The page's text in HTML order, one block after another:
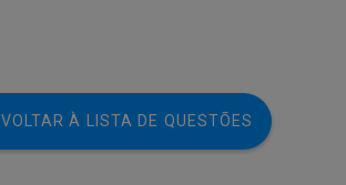
VOLTAR À LISTA DE QUESTÕES